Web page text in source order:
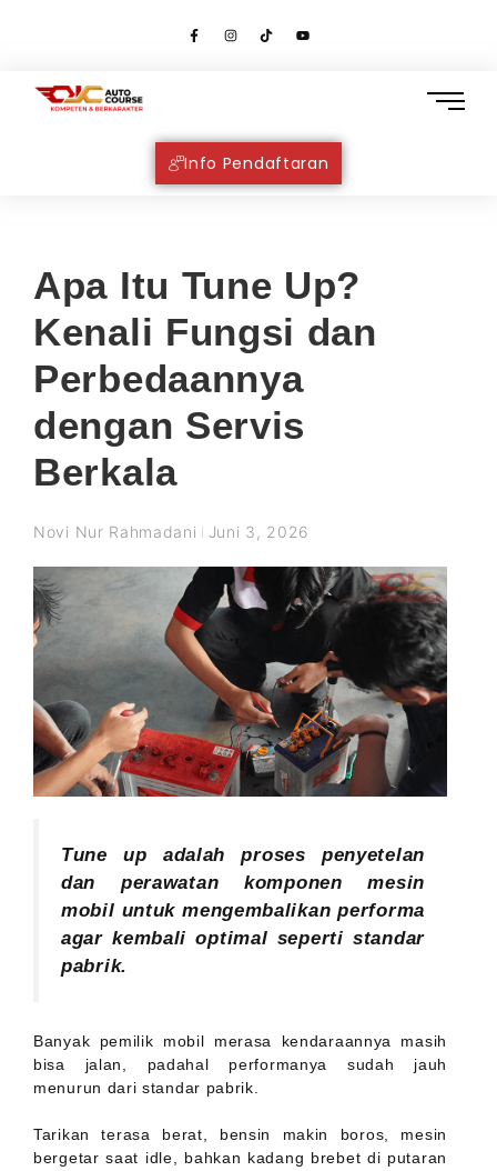
Info Pendaftaran
Apa Itu Tune Up?
Kenali Fungsi dan
Perbedaannya
dengan Servis
Berkala
Novi Nur Rahmadani Juni 3, 2026
Tune up adalah proses penyetelan
dan perawatan komponen mesin
mobil untuk mengembalikan performa
agar kembali optimal seperti standar
pabrik.
Banyak pemilik mobil merasa kendaraannya masih
bisa jalan, padahal performanya sudah jauh
menurun dari standar pabrik.
Tarikan terasa berat, bensin makin boros, mesin
bergetar saat idle, bahkan kadang brebet di putaran